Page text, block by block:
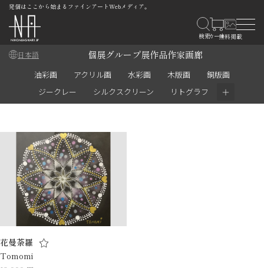
発信はここから始まるファインアートWebメディア。
日本語 個展グループ展作品作家画廊
油彩画 アクリル画 水彩画 木版画
銅版画
ジークレー
シルクスクリーン リトグラフ ＋
花曼荼羅
Tomomi